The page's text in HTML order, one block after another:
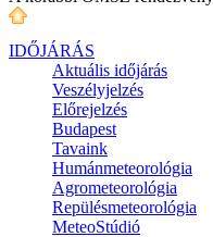
IDŐJÁRÁS
Aktuális időjárás
Veszélyjelzés
Előrejelzés
Budapest
Tavaink
Humánmeteorológia
Agrometeorológia
Repülésmeteorológia
MeteoStúdió